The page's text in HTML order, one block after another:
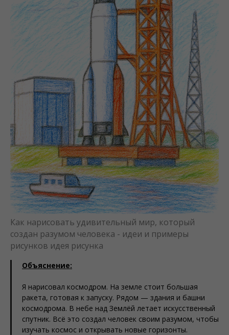
Как нарисовать удивительный мир, который
создан разумом человека - идеи и примеры
рисунков идея рисунка
Объяснение:
Я нарисовал космодром. На земле стоит большая
ракета, готовая к запуску. Рядом — здания и башни
космодрома. В небе над Землёй летает искусственный
спутник. Всё это создал человек своим разумом, чтобы
изучать космос и открывать новые горизонты.